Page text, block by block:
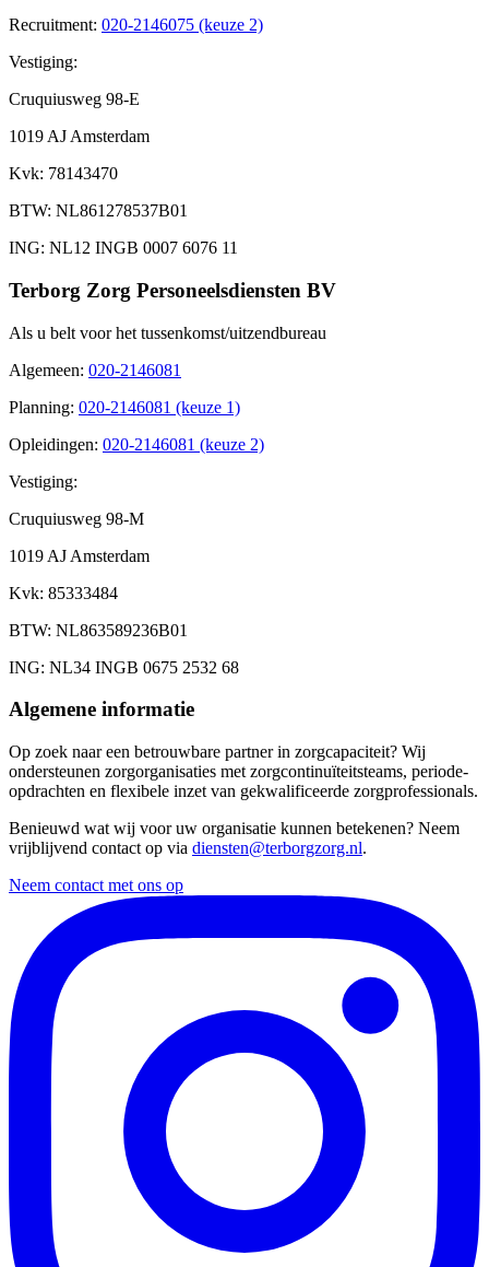
Recruitment: 020-2146075 (keuze 2)
Vestiging:
Cruquiusweg 98-E
1019 AJ Amsterdam
Kvk: 78143470
BTW: NL861278537B01
ING: NL12 INGB 0007 6076 11
Terborg Zorg Personeelsdiensten BV
Als u belt voor het tussenkomst/uitzendbureau
Algemeen: 020-2146081
Planning: 020-2146081 (keuze 1)
Opleidingen: 020-2146081 (keuze 2)
Vestiging:
Cruquiusweg 98-M
1019 AJ Amsterdam
Kvk: 85333484
BTW: NL863589236B01
ING: NL34 INGB 0675 2532 68
Algemene informatie
Op zoek naar een betrouwbare partner in zorgcapaciteit? Wij
ondersteunen zorgorganisaties met zorgcontinuïteitsteams, periode-
opdrachten en flexibele inzet van gekwalificeerde zorgprofessionals.
Benieuwd wat wij voor uw organisatie kunnen betekenen? Neem
vrijblijvend contact op via diensten@terborgzorg.nl.
Neem contact met ons op